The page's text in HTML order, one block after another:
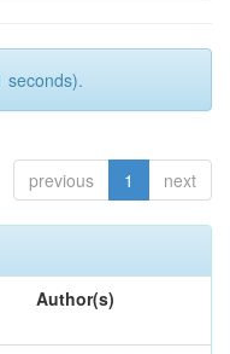
seconds).
previous 1 next
Author(s)